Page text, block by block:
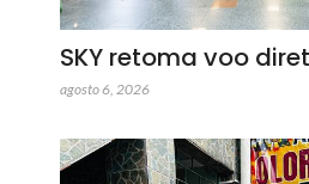
SKY retoma voo
agosto 6, 2026